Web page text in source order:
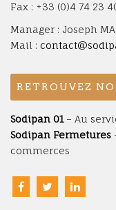
Fax : +33 (0)4 74 23
Manager : Joseph
Mail :
RETROUVEZ
Sodipan 01– Au
Sodipan Fermetures
commerces